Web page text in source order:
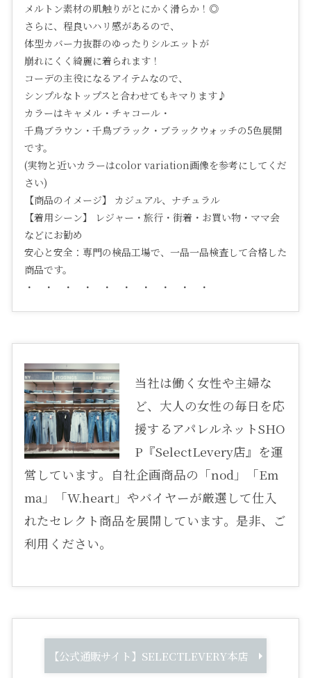
メルトン素材の肌触りがとにかく滑らか！◎
さらに、程良いハリ感があるので、
体型カバー力抜群のゆったりシルエットが
崩れにくく綺麗に着られます！
コーデの主役になるアイテムなので、
シンプルなトップスと合わせてもキマります♪
カラーはキャメル・チャコール・
千鳥ブラウン・千鳥ブラック・ブラックウォッチの5色展開
です。
(実物と近いカラーはcolor variation画像を参考にしてくだ
さい)
【商品のイメージ】 カジュアル、ナチュラル
【着用シーン】 レジャー・旅行・街着・お買い物・ママ会
などにお勧め
安心と安全：専門の検品工場で、一品一品検査して合格した
商品です。
・ ・ ・ ・ ・ ・ ・ ・ ・ ・
当社は働く女性や主婦な
ど、大人の女性の毎日を応
援するアパレルネットSHO
P『SelectLevery店』を運
営しています。自社企画商品の「nod」「Em
ma」「W.heart」やバイヤーが厳選して仕入
れたセレクト商品を展開しています。是非、ご
利用ください。
【公式通販サイト】SELECTLEVERY本店